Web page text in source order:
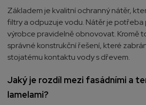
Základem je kvalitní ochranný nátěr,
filtry a odpuzuje vodu. Nátěr je
výrobce pravidelně obnovovat. Kromě
správné konstrukční řešení, které
stojatému kontaktu vody s dřevem.
Jaký je rozdíl mezi fasádními a
lamelami?